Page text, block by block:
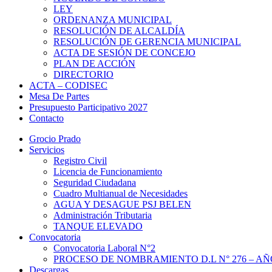
LEY
ORDENANZA MUNICIPAL
RESOLUCIÓN DE ALCALDÍA
RESOLUCIÓN DE GERENCIA MUNICIPAL
ACTA DE SESIÓN DE CONCEJO
PLAN DE ACCIÓN
DIRECTORIO
ACTA – CODISEC
Mesa De Partes
Presupuesto Participativo 2027
Contacto
Grocio Prado
Servicios
Registro Civil
Licencia de Funcionamiento
Seguridad Ciudadana
Cuadro Multianual de Necesidades
AGUA Y DESAGUE PSJ BELEN
Administración Tributaria
TANQUE ELEVADO
Convocatoria
Convocatoria Laboral N°2
PROCESO DE NOMBRAMIENTO D.L N° 276 –
Descargas